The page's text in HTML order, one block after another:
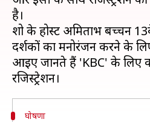
है।
शो के होस्ट अमिताभ बच्चन
दर्शकों का मनोरंजन करने के
आइए जानते हैं 'KBC' के लिए
घोषणा